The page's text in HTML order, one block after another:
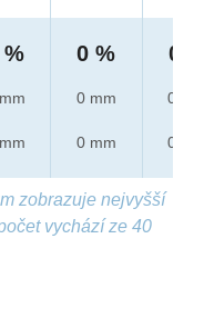
% 0 %
0 mm
0 mm
0 %
0 mm
0 mm
zobrazuje nejvyšší
vychází ze 40